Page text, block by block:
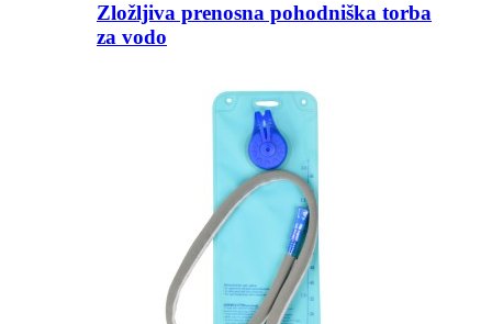
Zložljiva prenosna pohodniška torba
za vodo